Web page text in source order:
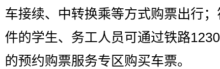
车接续、中转换乘等方式购票出行
件的学生、务工人员可通过铁路
的预约购票服务专区购买车票。